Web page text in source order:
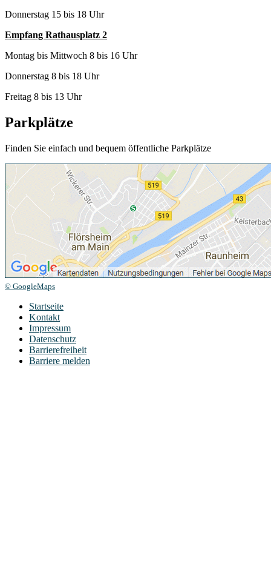
Donnerstag 15 bis 18 Uhr
Empfang Rathausplatz 2
Montag bis Mittwoch 8 bis 16 Uhr
Donnerstag 8 bis 18 Uhr
Freitag 8 bis 13 Uhr
Parkplätze
Finden Sie einfach und bequem öffentliche Parkplätze
© GoogleMaps
Startseite
Kontakt
Impressum
Datenschutz
Barrierefreiheit
Barriere melden